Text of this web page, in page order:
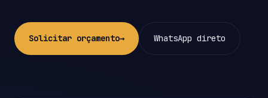
Solicitar orçamento→ WhatsApp direto